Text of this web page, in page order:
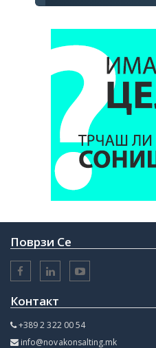
Поврзи Се
Контакт
+389 2 322 00 54
info@novakonsalting.mk